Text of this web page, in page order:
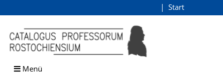
Browsen
direkt zum Inhalt
Start
Menü